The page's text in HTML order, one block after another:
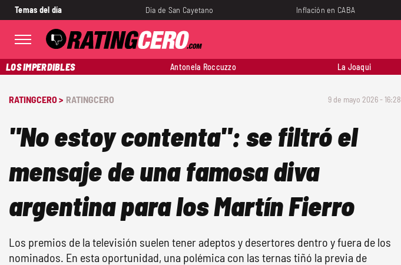
Temas del día Día de San Cayetano Inflación en CABA
LOS IMPERDIBLES Antonela Roccuzzo La Joaqui
RATINGCERO > RATINGCERO 9 de mayo 2026 - 16:28
"No estoy contenta": se filtró el
mensaje de una famosa diva
argentina para los Martín Fierro
Los premios de la televisión suelen tener adeptos y desertores dentro y fuera de los
nominados. En esta oportunidad, una polémica con las ternas tiñó la previa de